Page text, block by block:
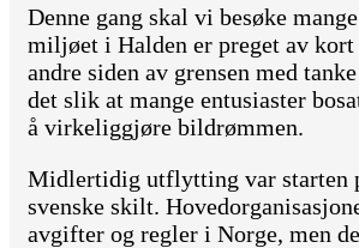
Denne gang skal vi besøke
miljøet i Halden er preget av kort
andre siden av grensen med
det slik at mange entusiaster
å virkeliggjøre bildrømmen.
Midlertidig utflytting var starten
svenske skilt.
avgifter og regler i Norge, men